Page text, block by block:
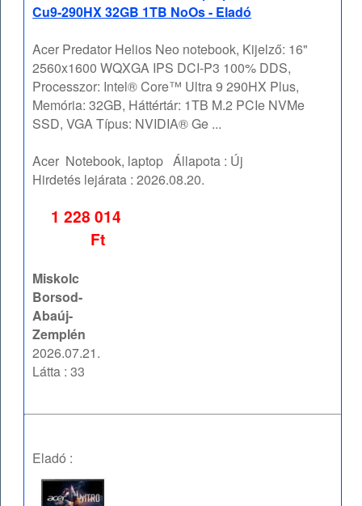
Cu9-290HX 32GB 1TB NoOs - Eladó
Acer Predator Helios Neo notebook, Kijelző: 16"
2560x1600 WQXGA IPS DCI-P3 100% DDS,
Processzor: Intel® Core™ Ultra 9 290HX Plus,
Memória: 32GB, Háttértár: 1TB M.2 PCIe NVMe
SSD, VGA Típus: NVIDIA® Ge ...
Acer Notebook, laptop Állapota : Új
Hirdetés lejárata :2026.08.20.
1 228 014
Ft
Miskolc
Borsod-
Abaúj-
Zemplén
2026.07.21.
Látta : 33
Eladó :